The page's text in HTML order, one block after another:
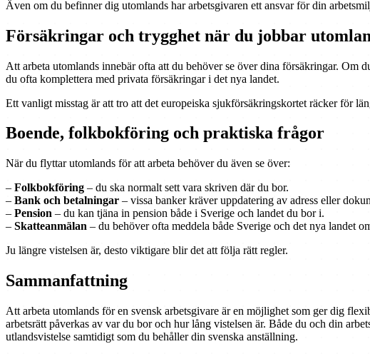
Även om du befinner dig utomlands har arbetsgivaren ett ansvar för din
Försäkringar och trygghet när du jobbar
Att arbeta utomlands innebär ofta att du behöver se över dina försäkringar. Om
du ofta komplettera med privata försäkringar i det nya landet.
Ett vanligt misstag är att tro att det europeiska sjukförsäkringskortet räcker för
Boende, folkbokföring och praktiska frågor
När du flyttar utomlands för att arbeta behöver du även se över:
– Folkbokföring – du ska normalt sett vara skriven där du bor.
– Bank och betalningar – vissa banker kräver uppdatering av adress eller
– Pension – du kan tjäna in pension både i Sverige och landet du bor i.
– Skatteanmälan – du behöver ofta meddela både Sverige och det nya landet
Ju längre vistelsen är, desto viktigare blir det att följa rätt regler.
Sammanfattning
Att arbeta utomlands för en svensk arbetsgivare är en möjlighet som ger dig
arbetsrätt påverkas av var du bor och hur lång vistelsen är. Både du och din
utlandsvistelse samtidigt som du behåller din svenska anställning.